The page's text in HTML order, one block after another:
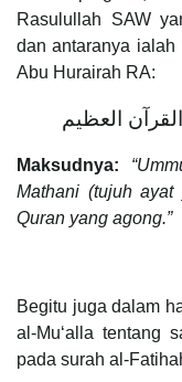
Rasulullah SAW
dan antaranya
Abu Hurairah RA:
العظيم
Maksudnya:
Mathani (tujuh
Quran yang agong.”
Begitu juga dalam
al-Mu‘alla tentang
pada surah al-